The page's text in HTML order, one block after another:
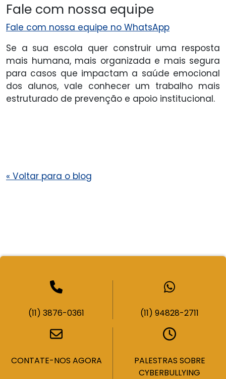
Fale com nossa equipe
Fale com nossa equipe no WhatsApp
Se a sua escola quer construir uma resposta
mais humana, mais organizada e mais segura
para casos que impactam a saúde emocional
dos alunos, vale conhecer um trabalho mais
estruturado de prevenção e apoio institucional.
« Voltar para o blog
(11) 3876-0361 (11) 94828-2711
CONTATE-NOS AGORA
PALESTRAS SOBRE
CYBERBULLYING